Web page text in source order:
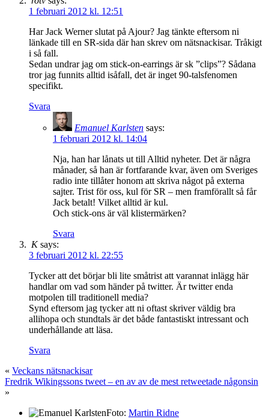
1 februari 2012 kl. 12:51
Har Jack Werner slutat på Ajour? Jag tänkte eftersom ni
länkade till en SR-sida där han skrev om nätsnackisar. Tråkigt
i så fall.
Sedan undrar jag om stick-on-earrings är sk ”clips”? Sådana
tror jag funnits alltid isåfall, det är inget 90-talsfenomen
specifikt.
Svara
Emanuel Karlsten says:
1 februari 2012 kl. 14:04
Nja, han har lånats ut till Alltid nyheter. Det är några
månader, så han är fortfarande kvar, även om Sveriges
radio inte tillåter honom att skriva något på externa
sajter. Trist för oss, kul för SR – men framförallt så får
Jack betalt! Vilket alltid är kul.
Och stick-ons är väl klistermärken?
Svara
K says:
3 februari 2012 kl. 22:55
Tycker att det börjar bli lite småtrist att varannat inlägg här
handlar om vad som händer på twitter. Är twitter enda
motpolen till traditionell media?
Synd eftersom jag tycker att ni oftast skriver väldig bra
allihopa och stundtals är det både fantastiskt intressant och
underhållande att läsa.
Svara
« Veckans nätsnackisar
Fredrik Wikingssons tweet – en av av de mest retweetade någonsin
»
Foto: Martin Ridne